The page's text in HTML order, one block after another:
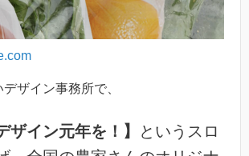
ザイン事務所で、
ザイン元年を！】
というスロ